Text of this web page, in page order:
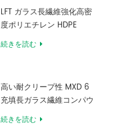
LFT ガラス長繊維強化高密
度ポリエチレン HDPE
続きを読む
高い耐クリープ性 MXD 6
充填長ガラス繊維コンパウ
ンド
続きを読む